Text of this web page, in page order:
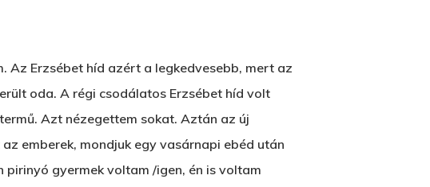
Az Erzsébet híd azért a legkedvesebb, mert az
oda. A régi csodálatos Erzsébet híd volt
Azt nézegettem sokat. Aztán az új
emberek, mondjuk egy vasárnapi ebéd után
gyermek voltam /igen, én is voltam